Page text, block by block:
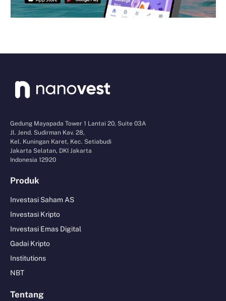
Gedung Mayapada Tower 1 Lantai 20, Suite 03A
Jl. Jend. Sudirman Kav. 28,
Kel. Kuningan Karet, Kec. Setiabudi
Jakarta Selatan, DKI Jakarta
Indonesia 12920
Produk
Investasi Saham AS
Investasi Kripto
Investasi Emas Digital
Gadai Kripto
Institutions
NBT
Tentang